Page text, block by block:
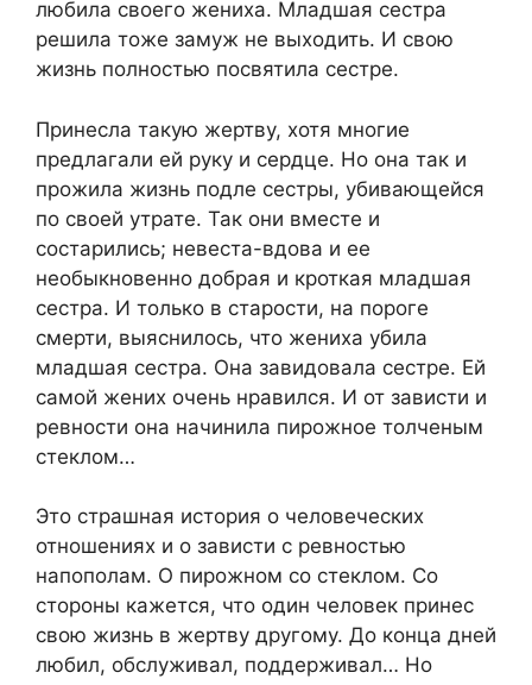
любила своего жениха. Младшая сестра
решила тоже замуж не выходить. И свою
жизнь полностью посвятила сестре.
Принесла такую жертву, хотя многие
предлагали ей руку и сердце. Но она так и
прожила жизнь подле сестры, убивающейся
по своей утрате. Так они вместе и
состарились; невеста-вдова и ее
необыкновенно добрая и кроткая младшая
сестра. И только в старости, на пороге
смерти, выяснилось, что жениха убила
младшая сестра. Она завидовала сестре. Ей
самой жених очень нравился. И от зависти и
ревности она начинила пирожное толченым
стеклом…
Это страшная история о человеческих
отношениях и о зависти с ревностью
напополам. О пирожном со стеклом. Со
стороны кажется, что один человек принес
свою жизнь в жертву другому. До конца дней
любил, обслуживал, поддерживал… Но